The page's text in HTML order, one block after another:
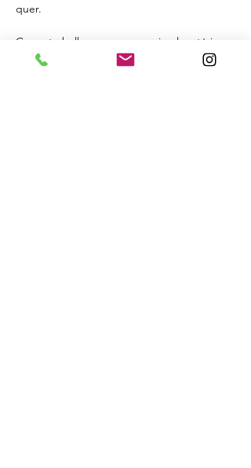
quer.
Como trabalhamos com magia planetária, o
ritual começará na hora de Vênus e